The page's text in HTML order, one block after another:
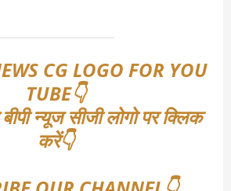
CG LOGO FOR YOU
TUBE👇
न्यूज सीजी लोगो पर क्लिक
करें👇